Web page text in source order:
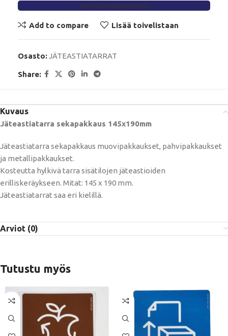
TÄYTÄ LAINAHAKEMUS
Add to compare Lisää toivelistaan
Osasto:JÄTEASTIATARRAT
Share:
Kuvaus
Jäteastiatarra sekapakkaus 145x190mm
Jäteastiatarra sekapakkaus muovipakkaukset, pahvipakkaukset
ja metallipakkaukset.
Kosteutta hylkivä tarra sisätilojen jäteastioiden
erilliskeräykseen. Mitat: 145 x 190 mm.
Jäteastiatarrat saa eri kielillä.
Arviot (0)
Tutustu myös